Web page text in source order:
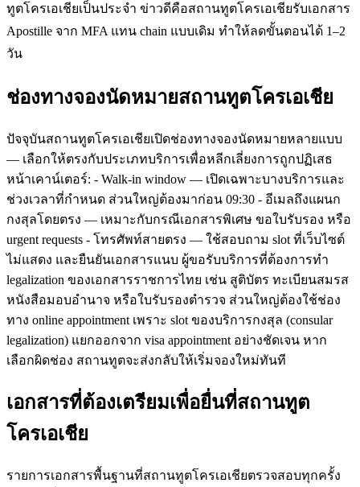
ทูตโครเอเชียเป็นประจำ ข่าวดีคือสถานทูตโครเอเชียรับเอกสาร
Apostille จาก MFA แทน chain แบบเดิม ทำให้ลดขั้นตอนได้ 1–2
วัน
ช่องทางจองนัดหมายสถานทูตโครเอเชีย
ปัจจุบันสถานทูตโครเอเชียเปิดช่องทางจองนัดหมายหลายแบบ
— เลือกให้ตรงกับประเภทบริการเพื่อหลีกเลี่ยงการถูกปฏิเสธ
หน้าเคาน์เตอร์: - Walk-in window — เปิดเฉพาะบางบริการและ
ช่วงเวลาที่กำหนด ส่วนใหญ่ต้องมาก่อน 09:30 - อีเมลถึงแผนก
กงสุลโดยตรง — เหมาะกับกรณีเอกสารพิเศษ ขอใบรับรอง หรือ
urgent requests - โทรศัพท์สายตรง — ใช้สอบถาม slot ที่เว็บไซต์
ไม่แสดง และยืนยันเอกสารแนบ ผู้ขอรับบริการที่ต้องการทำ
legalization ของเอกสารราชการไทย เช่น สูติบัตร ทะเบียนสมรส
หนังสือมอบอำนาจ หรือใบรับรองตำรวจ ส่วนใหญ่ต้องใช้ช่อง
ทาง online appointment เพราะ slot ของบริการกงสุล (consular
legalization) แยกออกจาก visa appointment อย่างชัดเจน หาก
เลือกผิดช่อง สถานทูตจะส่งกลับให้เริ่มจองใหม่ทันที
เอกสารที่ต้องเตรียมเพื่อยื่นที่สถานทูต
โครเอเชีย
รายการเอกสารพื้นฐานที่สถานทูตโครเอเชียตรวจสอบทุกครั้ง